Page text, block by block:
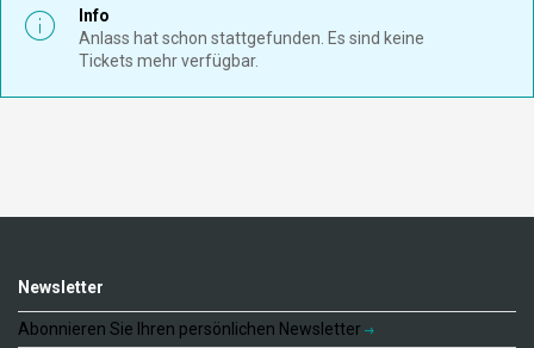
Info
Anlass hat schon stattgefunden. Es sind keine
Tickets mehr verfügbar.
Newsletter
Abonnieren Sie Ihren persönlichen Newsletter